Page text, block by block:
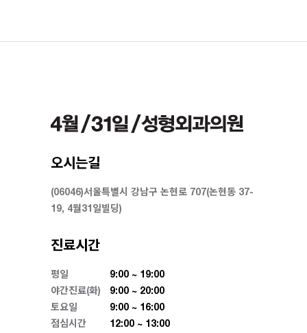
오시는길
(06046)서울특별시 강남구 논현로 707(논현동 37-
19, 4월31일빌딩)
진료시간
평일
9:00 ~ 19:00
야간진료(화)
9:00 ~ 20:00
토요일
9:00 ~ 16:00
점심시간
12:00 ~ 13:00